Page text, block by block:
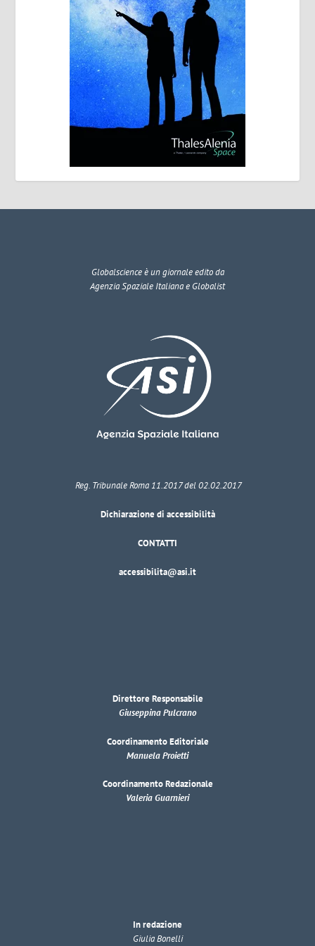
Globalscienceè un giornale edito da
Agenzia Spaziale Italiana e Globalist
Reg. Tribunale Roma 11.2017 del 02.02.2017
Dichiarazione di accessibilità
CONTATTI
accessibilita@asi.it
Direttore Responsabile
Giuseppina Pulcrano
Coordinamento Editoriale
Manuela Proietti
Coordinamento Redazionale
Valeria Guarnieri
In redazione
Giulia Bonelli